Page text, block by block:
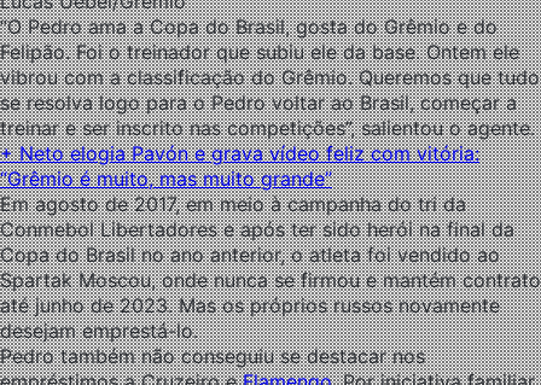
“O Pedro ama a Copa do Brasil, gosta do Grêmio e do
Felipão. Foi o treinador que subiu ele da base. Ontem ele
vibrou com a classificação do Grêmio. Queremos que tudo
se resolva logo para o Pedro voltar ao Brasil, começar a
treinar e ser inscrito nas competições”, salientou o agente.
+ Neto elogia Pavón e grava vídeo feliz com vitória:
“Grêmio é muito, mas muito grande”
Em agosto de 2017, em meio à campanha do tri da
Conmebol Libertadores e após ter sido herói na final da
Copa do Brasil no ano anterior, o atleta foi vendido ao
Spartak Moscou, onde nunca se firmou e mantém contrato
até junho de 2023. Mas os próprios russos novamente
desejam emprestá-lo.
Pedro também não conseguiu se destacar nos